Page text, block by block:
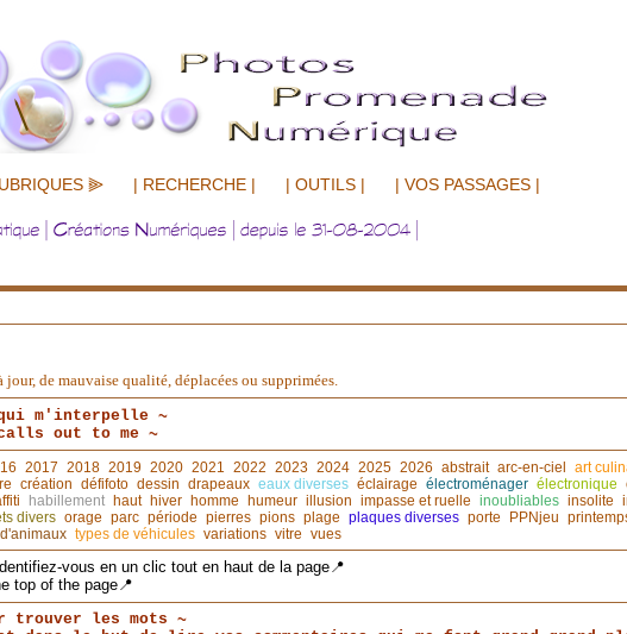
⫸ | RECHERCHE | | OUTILS | | VOS PASSAGES |
de mauvaise qualité, déplacées ou supprimées.
m'interpelle ~
out to me ~
2017 2018 2019 2020 2021 2022 2023 2024 2025 2026 abstrait arc-en-ciel art
création défifoto dessin drapeaux eaux diverses éclairage électroménager électronique
habillement haut hiver homme humeur illusion impasse et ruelle inoubliables insolite
divers orage parc période pierres pions plage plaques diverses porte PPNjeu
types de véhicules variations vitre vues
vous en un clic tout en haut de la page📍
top of the page📍
trouver les mots ~